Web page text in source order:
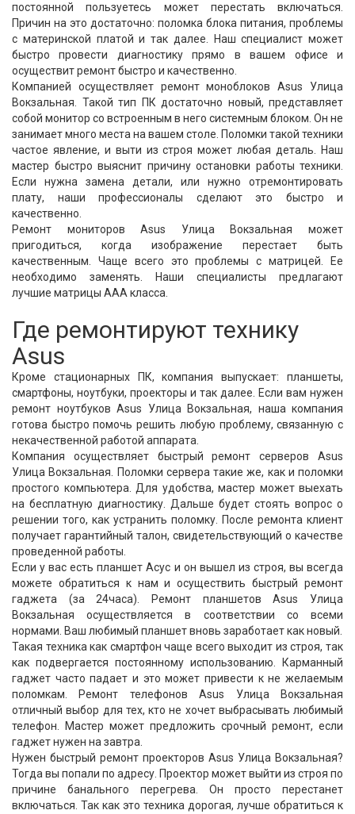
постоянной пользуетесь может перестать включаться.
Причин на это достаточно: поломка блока питания, проблемы
с материнской платой и так далее. Наш специалист может
быстро провести диагностику прямо в вашем офисе и
осуществит ремонт быстро и качественно.
Компанией осуществляет ремонт моноблоков Asus Улица
Вокзальная. Такой тип ПК достаточно новый, представляет
собой монитор со встроенным в него системным блоком. Он не
занимает много места на вашем столе. Поломки такой техники
частое явление, и выти из строя может любая деталь. Наш
мастер быстро выяснит причину остановки работы техники.
Если нужна замена детали, или нужно отремонтировать
плату, наши профессионалы сделают это быстро и
качественно.
Ремонт мониторов Asus Улица Вокзальная может
пригодиться, когда изображение перестает быть
качественным. Чаще всего это проблемы с матрицей. Ее
необходимо заменять. Наши специалисты предлагают
лучшие матрицы ААА класса.
Где ремонтируют технику
Asus
Кроме стационарных ПК, компания выпускает: планшеты,
смартфоны, ноутбуки, проекторы и так далее. Если вам нужен
ремонт ноутбуков Asus Улица Вокзальная, наша компания
готова быстро помочь решить любую проблему, связанную с
некачественной работой аппарата.
Компания осуществляет быстрый ремонт серверов Asus
Улица Вокзальная. Поломки сервера такие же, как и поломки
простого компьютера. Для удобства, мастер может выехать
на бесплатную диагностику. Дальше будет стоять вопрос о
решении того, как устранить поломку. После ремонта клиент
получает гарантийный талон, свидетельствующий о качестве
проведенной работы.
Если у вас есть планшет Асус и он вышел из строя, вы всегда
можете обратиться к нам и осуществить быстрый ремонт
гаджета (за 24часа). Ремонт планшетов Asus Улица
Вокзальная осуществляется в соответствии со всеми
нормами. Ваш любимый планшет вновь заработает как новый.
Такая техника как смартфон чаще всего выходит из строя, так
как подвергается постоянному использованию. Карманный
гаджет часто падает и это может привести к не желаемым
поломкам. Ремонт телефонов Asus Улица Вокзальная
отличный выбор для тех, кто не хочет выбрасывать любимый
телефон. Мастер может предложить срочный ремонт, если
гаджет нужен на завтра.
Нужен быстрый ремонт проекторов Asus Улица Вокзальная?
Тогда вы попали по адресу. Проектор может выйти из строя по
причине банального перегрева. Он просто перестанет
включаться. Так как это техника дорогая, лучше обратиться к